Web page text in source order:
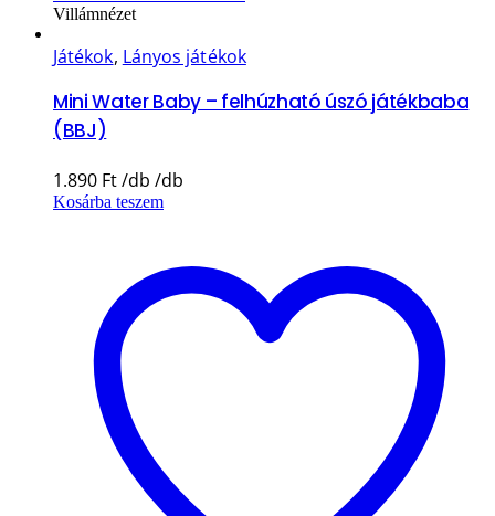
Villámnézet
Játékok, Lányos játékok
Mini Water Baby – felhúzható úszó játékbaba
(BBJ)
1.890 Ft
Kosárba teszem